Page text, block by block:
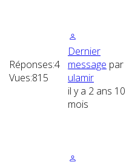
Réponses:4
Vues:815
Dernier
message par
ulamir
il y a 2 ans 10
mois